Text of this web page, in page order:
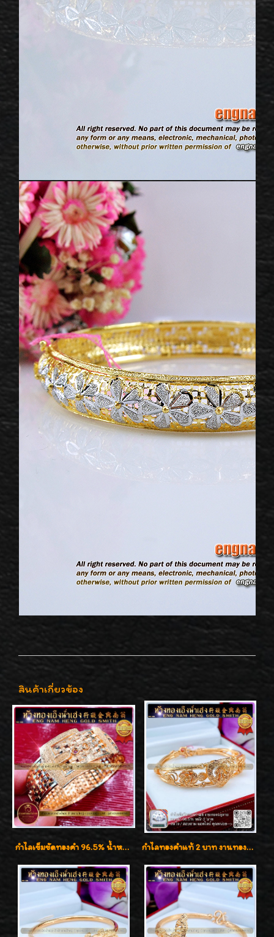
สินค้าเกี่ยวข้อง
กำไลเข็มขัดทองคำ 96.5% น้ำหนัก 3 บาท หรูหรา สวยมากๆค่ะ กำไลทองคำแท้ 2 บาท งานทองฉลุลาย ดีไซน์หรูหรา สวยคลาสสิค